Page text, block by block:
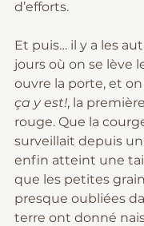
d’efforts.
Et puis… il y a les
jours où on se lève
ouvre la porte, et
ça y est!, la
rouge. Que la
surveillait depuis
enfin atteint une
que les petites
presque oubliées
terre ont donné